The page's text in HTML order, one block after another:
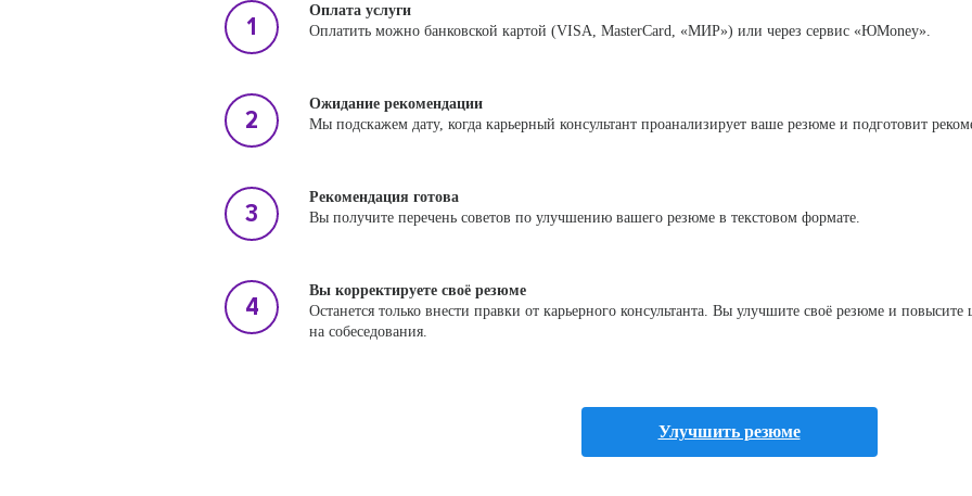
Оплата услуги
Оплатить можно банковской картой (VISA, MasterCard, «МИР») или через сервис «ЮMoney».
Ожидание рекомендации
Мы подскажем дату, когда карьерный консультант проанализирует ваше резюме и подготовит
Рекомендация готова
Вы получите перечень советов по улучшению вашего резюме в текстовом формате.
Вы корректируете своё резюме
Останется только внести правки от карьерного консультанта. Вы улучшите своё резюме и
на собеседования.
Улучшить резюме